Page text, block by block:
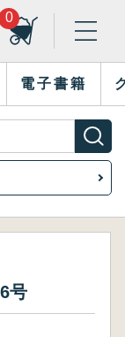
0
電子書籍
号